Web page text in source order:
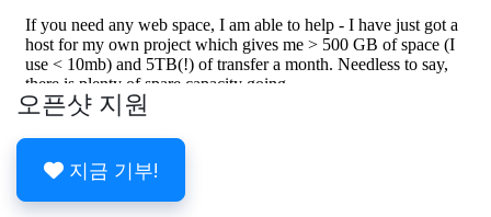
오픈샷 지원
지금 기부!